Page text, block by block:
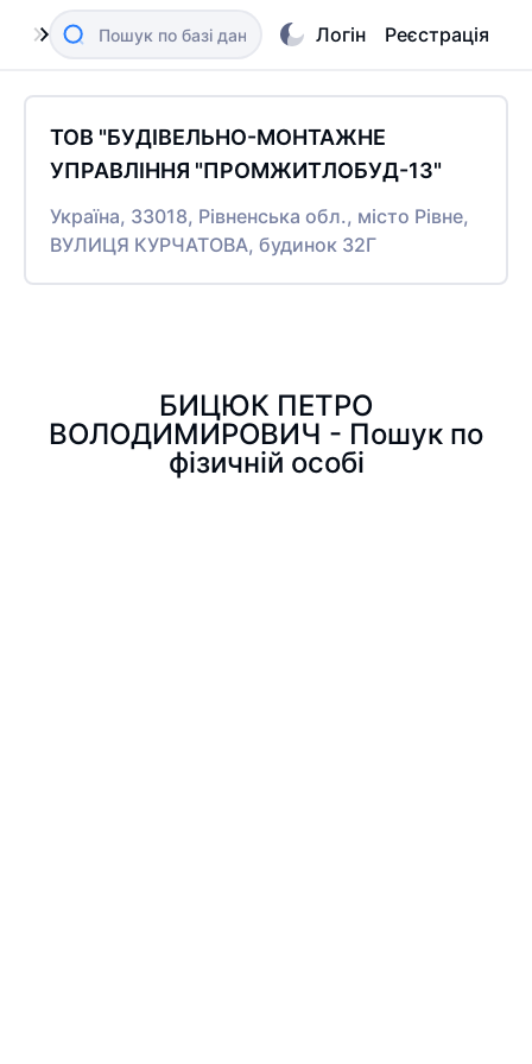
Логін Реєстрація
ТОВ "БУДІВЕЛЬНО-МОНТАЖНЕ
УПРАВЛІННЯ "ПРОМЖИТЛОБУД-13"
Україна, 33018, Рівненська обл., місто Рівне,
ВУЛИЦЯ КУРЧАТОВА, будинок 32Г
БИЦЮК ПЕТРО
ВОЛОДИМИРОВИЧ - Пошук по
фізичній особі